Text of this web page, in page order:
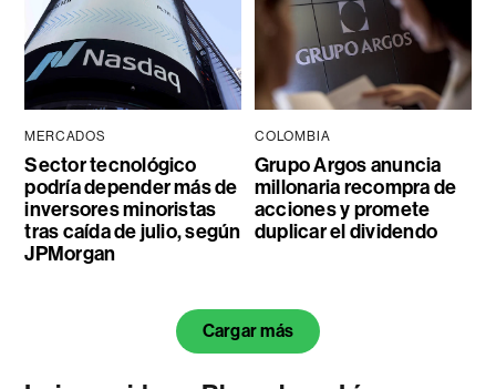
MERCADOS
Sector tecnológico
podría depender más de
inversores minoristas
tras caída de julio, según
JPMorgan
COLOMBIA
Grupo Argos anuncia
millonaria recompra de
acciones y promete
duplicar el dividendo
Cargar más